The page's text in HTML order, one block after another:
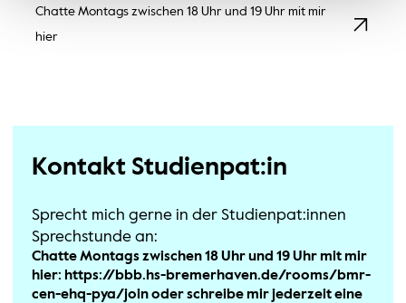
Chatte Montags zwischen 18 Uhr und 19 Uhr mit mir
hier
Kontakt Studienpat:in
Sprecht mich gerne in der Studienpat:innen
Sprechstunde an:
Chatte Montags zwischen 18 Uhr und 19 Uhr mit mir
hier: https://bbb.hs-bremerhaven.de/rooms/bmr-
cen-ehq-pya/join oder schreibe mir jederzeit eine